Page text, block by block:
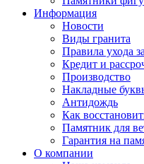
Информация
Новости
Виды гранита
Правила ухода
Кредит и
Производство
Накладные
Антидождь
Как
Памятник для
Гарантия на
О компании